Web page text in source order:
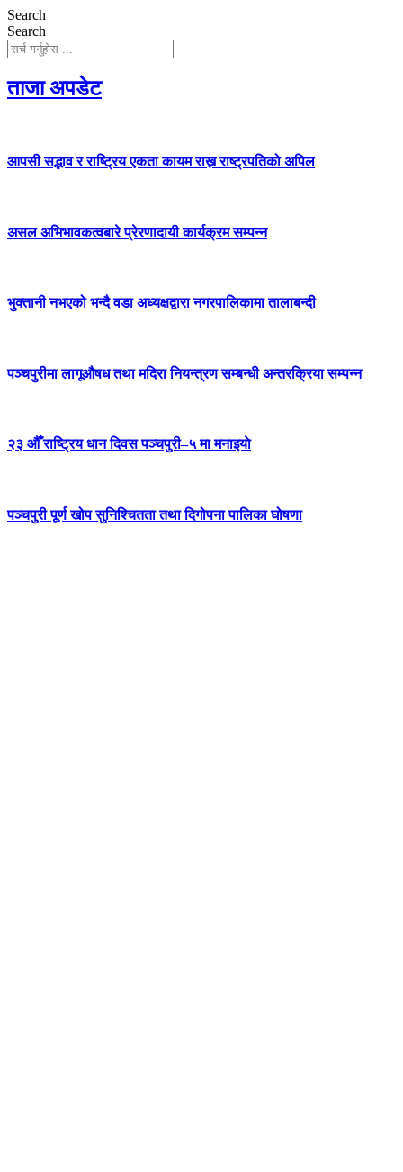
Search
Search
ताजा अपडेट
आपसी सद्भाव र राष्ट्रिय एकता कायम राख्न राष्ट्रपतिको अपिल
असल अभिभावकत्वबारे प्रेरणादायी कार्यक्रम सम्पन्न
भुक्तानी नभएको भन्दै वडा अध्यक्षद्वारा नगरपालिकामा तालाबन्दी
पञ्चपुरीमा लागूऔषध तथा मदिरा नियन्त्रण सम्बन्धी अन्तरक्रिया सम्पन्न
२३ औँ राष्ट्रिय धान दिवस पञ्चपुरी–५ मा मनाइयाे
पञ्चपुरी पूर्ण खोप सुनिश्चितता तथा दिगोपना पालिका घोषणा